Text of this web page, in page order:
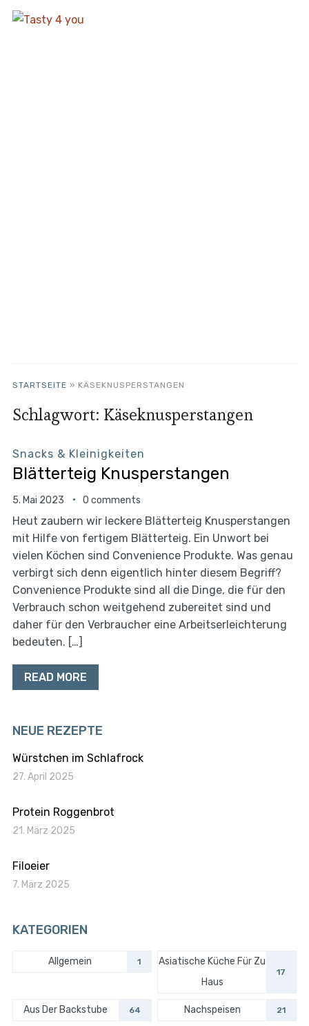
STARTSEITE » KÄSEKNUSPERSTANGEN
Schlagwort: Käseknusperstangen
Snacks & Kleinigkeiten
Blätterteig Knusperstangen
5. Mai 2023 0 comments
Heut zaubern wir leckere Blätterteig Knusperstangen
mit Hilfe von fertigem Blätterteig. Ein Unwort bei
vielen Köchen sind Convenience Produkte. Was genau
verbirgt sich denn eigentlich hinter diesem Begriff?
Convenience Produkte sind all die Dinge, die für den
Verbrauch schon weitgehend zubereitet sind und
daher für den Verbraucher eine Arbeitserleichterung
bedeuten. […]
READ MORE
NEUE REZEPTE
Würstchen im Schlafrock
27. April 2025
Protein Roggenbrot
21. März 2025
Filoeier
7. März 2025
KATEGORIEN
Allgemein 1
Asiatische Küche Für Zu
Haus
17
Aus Der Backstube 64 Nachspeisen 21